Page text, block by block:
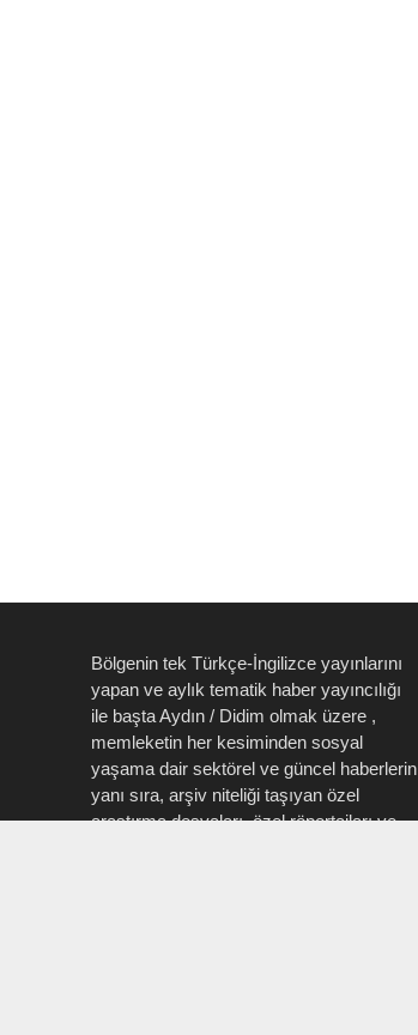
Bölgenin tek Türkçe-İngilizce yayınlarını
yapan ve aylık tematik haber yayıncılığı
ile başta Aydın / Didim olmak üzere ,
memleketin her kesiminden sosyal
yaşama dair sektörel ve güncel haberlerin
yanı sıra, arşiv niteliği taşıyan özel
araştırma dosyaları, özel röportajları ve